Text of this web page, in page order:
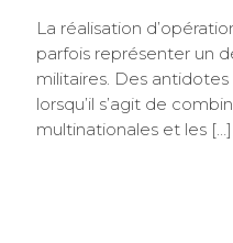
La réalisation
parfois représenter un
militaires. Des
lorsqu’il s’agit de
multinationales et les […]